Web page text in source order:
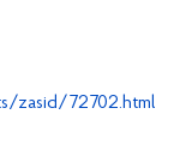
zasid/72702.html